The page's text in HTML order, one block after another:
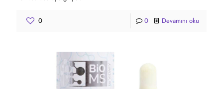
0 0 Devamını oku